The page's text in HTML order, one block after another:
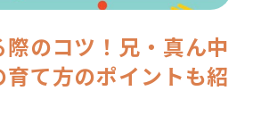
際のコツ！兄・真ん中
育て方のポイントも紹